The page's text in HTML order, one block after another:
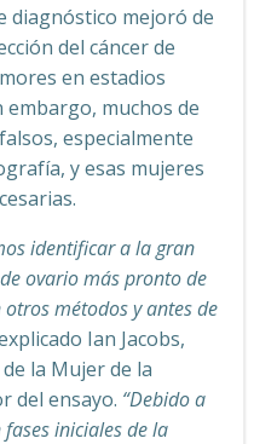
diagnóstico mejoró de
del cáncer de
en estadios
embargo, muchos de
especialmente
y esas mujeres
identificar a la gran
ovario más pronto de
métodos y antes de
Ian Jacobs,
la Mujer de la
del ensayo. “Debido a
iniciales de la